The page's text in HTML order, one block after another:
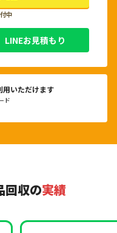
中
LINEお見積もり
用いただけます
回収の実績